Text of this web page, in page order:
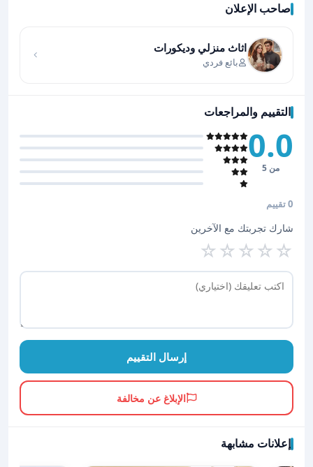
صاحب الإعلان
اثاث منزلي وديكورات
بائع فردي
التقييم والمراجعات
0.0
من 5
0 تقييم
شارك تجربتك مع الآخرين
☆
☆
☆
☆
☆
إرسال التقييم
الإبلاغ عن مخالفة
إعلانات مشابهة